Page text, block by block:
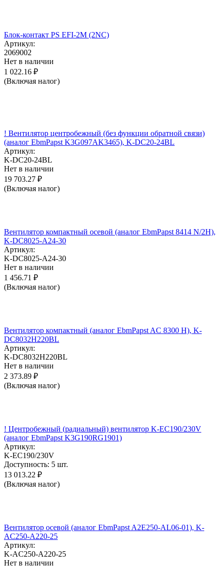
Блок-контакт PS EFI-2M (2NC)
Артикул:
2069002
Нет в наличии
1 022.16 ₽
(Включая налог)
! Вентилятор центробежный (без функции обратной связи)
(аналог EbmPapst K3G097AK3465), K-DC20-24BL
Артикул:
K-DC20-24BL
Нет в наличии
19 703.27 ₽
(Включая налог)
Вентилятор компактный осевой (аналог EbmPapst 8414 N/2H),
K-DC8025-A24-30
Артикул:
K-DC8025-A24-30
Нет в наличии
1 456.71 ₽
(Включая налог)
Вентилятор компактный (аналог EbmPapst AC 8300 H), K-
DC8032H220BL
Артикул:
K-DC8032H220BL
Нет в наличии
2 373.89 ₽
(Включая налог)
! Центробежный (радиальный) вентилятор K-EC190/230V
(аналог EbmPapst K3G190RG1901)
Артикул:
K-EC190/230V
Доступность: 5 шт.
13 013.22 ₽
(Включая налог)
Вентилятор осевой (аналог EbmPapst A2E250-AL06-01), K-
AC250-A220-25
Артикул:
K-AC250-A220-25
Нет в наличии